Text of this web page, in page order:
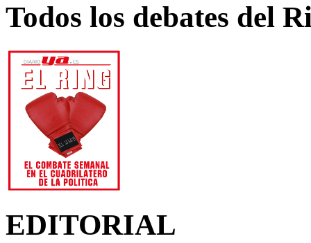
Todos los debates del
EDITORIAL